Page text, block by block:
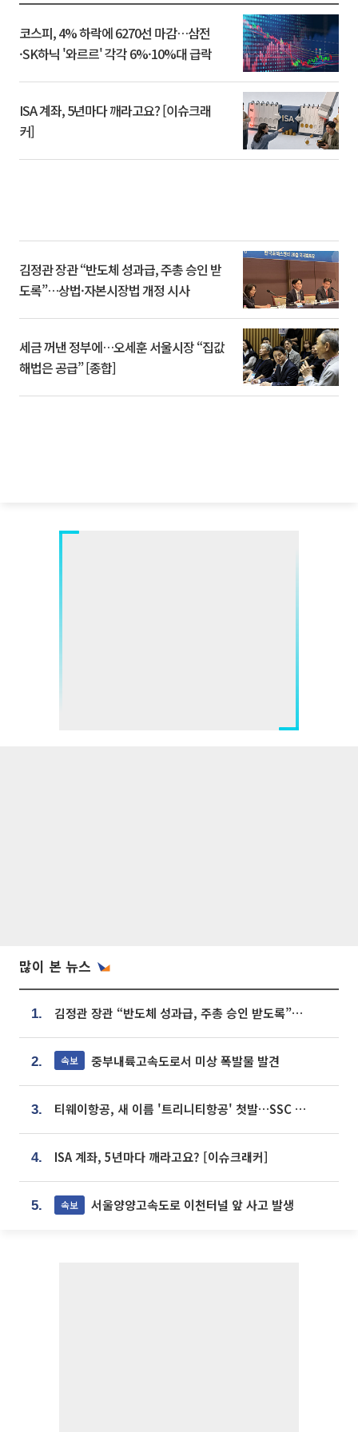
코스피, 4% 하락에 6270선 마감…삼전
·SK하닉 '와르르' 각각 6%·10%대 급락
ISA 계좌, 5년마다 깨라고요? [이슈크래
커]
김정관 장관 “반도체 성과급, 주총 승인 받
도록”…상법·자본시장법 개정 시사
세금 꺼낸 정부에…오세훈 서울시장 “집값
해법은 공급” [종합]
많이 본 뉴스
1. 김정관 장관 “반도체 성과급, 주총 승인 받도록”…상법·자본시장법 개정 시사
2. 속보 중부내륙고속도로서 미상 폭발물 발견
3. 티웨이항공, 새 이름 '트리니티항공' 첫발…SSC 전략 본격화
4. ISA 계좌, 5년마다 깨라고요? [이슈크래커]
5. 속보 서울양양고속도로 이천터널 앞 사고 발생